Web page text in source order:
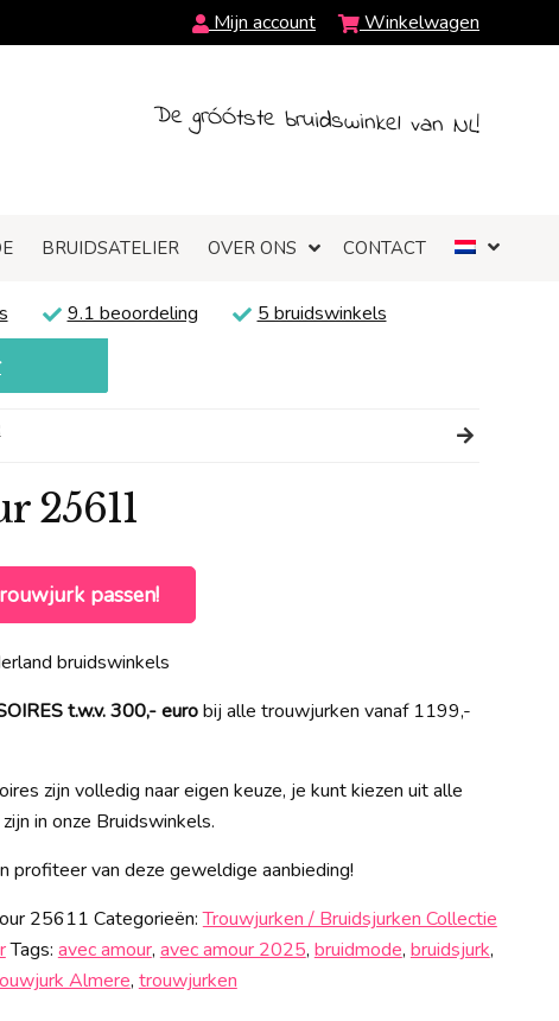
Mijn account Winkelwagen
De grÓÓtste bruidswinkel van NL!
BRUIDSATELIER OVER ONS CONTACT
9.1 beoordeling 5 bruidswinkels
25611
passen!
bruidswinkels
t.w.v. 300,- eurobij alle trouwjurken vanaf 1199,-
zijn volledig naar eigen keuze, je kunt kiezen uit alle
in onze Bruidswinkels.
profiteer van deze geweldige aanbieding!
25611 Categorieën:Trouwjurken / Bruidsjurken Collectie
Tags: avec amour, avec amour 2025, bruidmode, bruidsjurk,
Almere, trouwjurken